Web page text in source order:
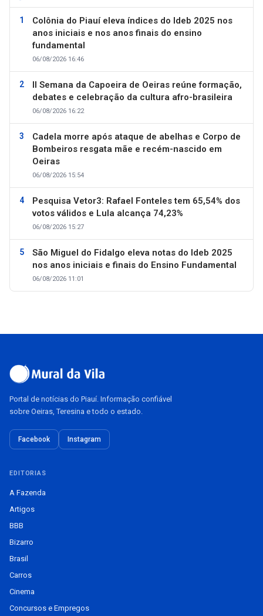
Colônia do Piauí eleva índices do Ideb 2025 nos
anos iniciais e nos anos finais do ensino
fundamental
06/08/2026 16:46
II Semana da Capoeira de Oeiras reúne formação,
debates e celebração da cultura afro-brasileira
06/08/2026 16:22
Cadela morre após ataque de abelhas e Corpo de
Bombeiros resgata mãe e recém-nascido em
Oeiras
06/08/2026 15:54
Pesquisa Vetor3: Rafael Fonteles tem 65,54% dos
votos válidos e Lula alcança 74,23%
06/08/2026 15:27
São Miguel do Fidalgo eleva notas do Ideb 2025
nos anos iniciais e finais do Ensino Fundamental
06/08/2026 11:01
Portal de notícias do Piauí. Informação confiável
sobre Oeiras, Teresina e todo o estado.
Facebook Instagram
EDITORIAS
A Fazenda
Artigos
BBB
Bizarro
Brasil
Carros
Cinema
Concursos e Empregos